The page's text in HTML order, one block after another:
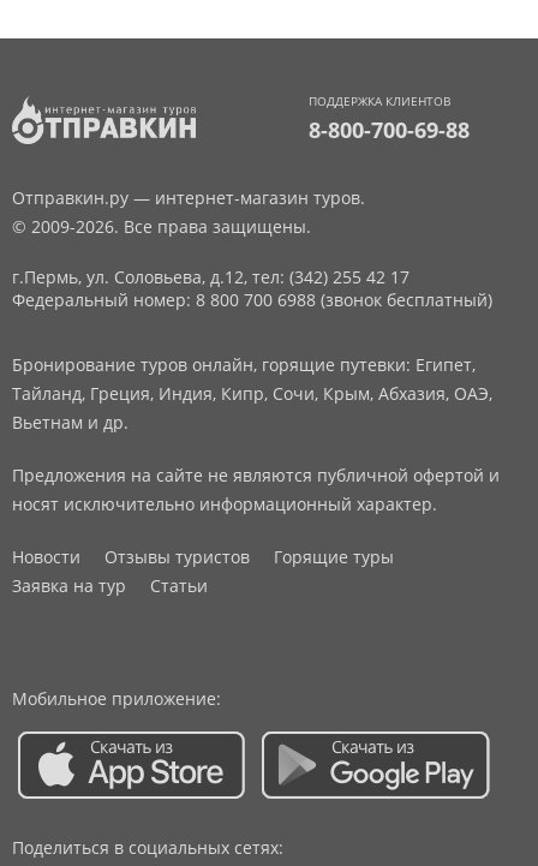
ПОДДЕРЖКА КЛИЕНТОВ
8-800-700-69-88
Отправкин.ру — интернет-магазин туров.
© 2009-2026. Все права защищены.
г.Пермь, ул. Соловьева, д.12, тел: (342) 255 42 17
Федеральный номер: 8 800 700 6988 (звонок бесплатный)
Бронирование туров онлайн, горящие путевки: Египет,
Тайланд, Греция, Индия, Кипр, Сочи, Крым, Абхазия, ОАЭ,
Вьетнам и др.
Предложения на сайте не являются публичной офертой и
носят исключительно информационный характер.
Новости Отзывы туристов
Горящие туры
Заявка на тур
Статьи
Мобильное приложение:
Поделиться в социальных сетях: